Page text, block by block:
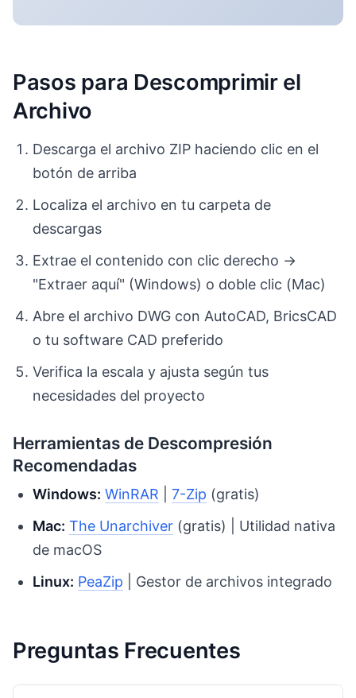
Pasos para Descomprimir el
Archivo
Descarga el archivo ZIP haciendo clic en el
botón de arriba
Localiza el archivo en tu carpeta de
descargas
Extrae el contenido con clic derecho →
"Extraer aquí" (Windows) o doble clic (Mac)
Abre el archivo DWG con AutoCAD, BricsCAD
o tu software CAD preferido
Verifica la escala y ajusta según tus
necesidades del proyecto
Herramientas de Descompresión
Recomendadas
Windows: WinRAR |7-Zip (gratis)
Mac: The Unarchiver (gratis) | Utilidad nativa
de macOS
Linux: PeaZip | Gestor de archivos integrado
Preguntas Frecuentes